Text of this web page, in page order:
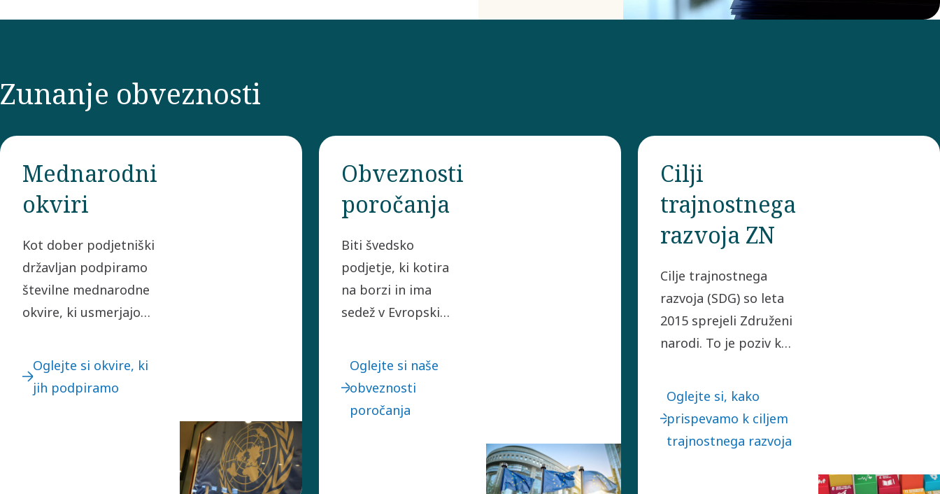
Zunanje obveznosti
Mednarodni
okviri
Kot dober podjetniški
državljan podpiramo
številne mednarodne
okvire, ki usmerjajo
Večina jih je vključenih
v naš kodeks ravnanja.
Oglejte si okvire, ki
jih podpiramo
Obveznosti
poročanja
Biti švedsko
podjetje, ki kotira
na borzi in ima
sedež v Evropski
sledimo številnim
različnim okvirom
poročanja, kar
Oglejte si naše
obveznosti
poročanja
Cilji
trajnostnega
razvoja ZN
Cilje trajnostnega
razvoja (SDG) so leta
2015 sprejeli Združeni
narodi. To je poziv k
ukrepanju za odpravo
revščine, zaščito
planeta in
Oglejte si, kako
prispevamo k ciljem
trajnostnega razvoja